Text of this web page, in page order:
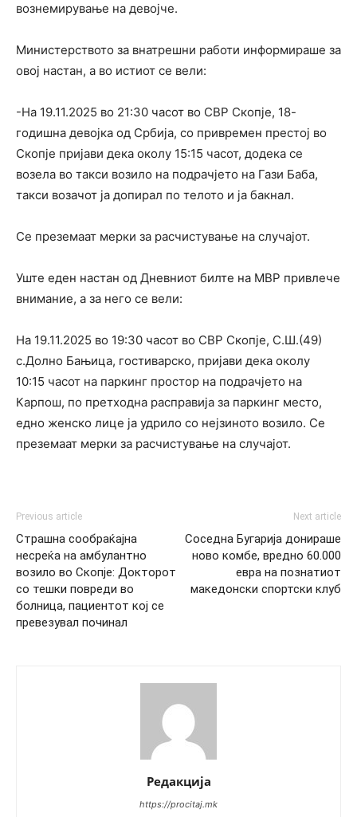
вознемирување на девојче.
Министерството за внатрешни работи информираше за
овој настан, а во истиот се вели:
-На 19.11.2025 во 21:30 часот во СВР Скопје, 18-
годишна девојка од Србија, со привремен престој во
Скопје пријави дека околу 15:15 часот, додека се
возела во такси возило на подрачјето на Гази Баба,
такси возачот ја допирал по телото и ја бакнал.
Се преземаат мерки за расчистување на случајот.
Уште еден настан од Дневниот билте на МВР привлече
внимание, а за него се вели:
На 19.11.2025 во 19:30 часот во СВР Скопје, С.Ш.(49)
с.Долно Бањица, гостиварско, пријави дека околу
10:15 часот на паркинг простор на подрачјето на
Карпош, по претходна расправија за паркинг место,
едно женско лице ја удрило со нејзиното возило. Се
преземаат мерки за расчистување на случајот.
Previous article
Страшна сообраќајна
несреќа на амбулантно
возило во Скопје: Докторот
со тешки повреди во
болница, пациентот кој се
превезувал починал
Next article
Соседна Бугарија донираше
ново комбе, вредно 60.000
евра на познатиот
македонски спортски клуб
Редакција
https://procitaj.mk